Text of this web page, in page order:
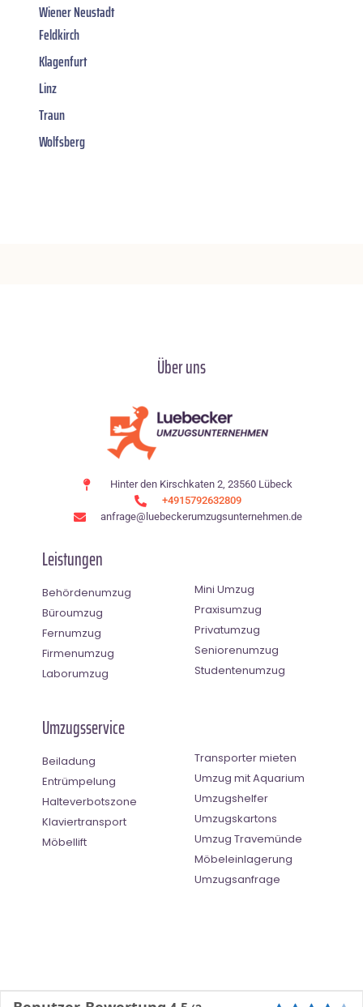
Wiener Neustadt
Feldkirch
Klagenfurt
Linz
Traun
Wolfsberg
Über uns
Hinter den Kirschkaten 2, 23560 Lübeck
+4915792632809
anfrage@luebeckerumzugsunternehmen.de
Leistungen
Behördenumzug
Büroumzug
Fernumzug
Firmenumzug
Laborumzug
Mini Umzug
Praxisumzug
Privatumzug
Seniorenumzug
Studentenumzug
Umzugsservice
Beiladung
Entrümpelung
Halteverbotszone
Klaviertransport
Möbellift
Transporter mieten
Umzug mit Aquarium
Umzugshelfer
Umzugskartons
Umzug Travemünde
Möbeleinlagerung
Umzugsanfrage